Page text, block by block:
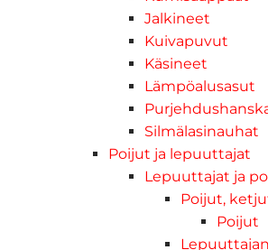
Jalkineet
Kuivapuvut
Käsineet
Lämpöalusasut
Silmälasinauhat
Poijut ja lepuuttajat
Lepuuttajat ja
Poijut,
Poijut